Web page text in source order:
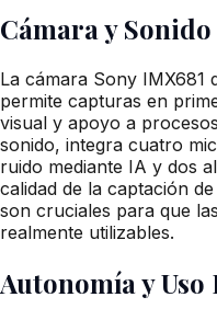
Cámara y Sonido
La cámara Sony IMX681
permite capturas en
visual y apoyo a
sonido, integra cuatro
ruido mediante IA y dos
calidad de la captación
son cruciales para que
realmente utilizables.
Autonomía y